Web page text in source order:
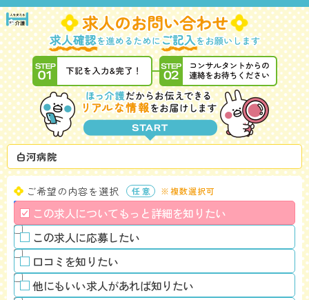
白河病院
ご希望の内容を選択 ※複数選択可
この求人についてもっと詳細を知りたい
この求人に応募したい
口コミを知りたい
他にもいい求人があれば知りたい